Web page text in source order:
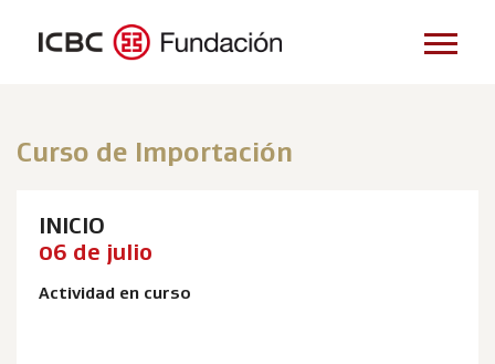
Curso de Importación
INICIO
06 de julio
Actividad en curso